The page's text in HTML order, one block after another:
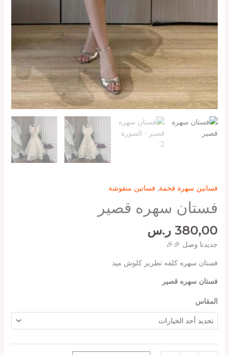
فساتين سهرة فخمة, فساتين منفوشة
فستان سهره قصير
380,00 ر.س
جديدنا وصل 🎉🎉
فستان سهره كلفه تطريز كلوش ميد
فستان سهره قصير
المقاس